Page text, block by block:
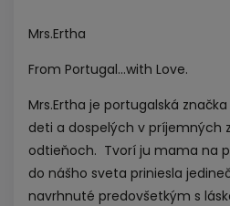
Mrs.Ertha
From Portugal…with Love.
Mrs.Ertha je portugalská
deti a dospelých v príjemných
odtieňoch. Tvorí ju mama na
do nášho sveta priniesla
navrhnuté predovšetkým s